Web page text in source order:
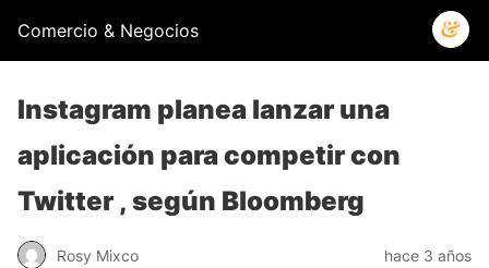
Comercio & Negocios
Instagram planea lanzar una
aplicación para competir con
Twitter , según Bloomberg
Rosy Mixco hace 3 años